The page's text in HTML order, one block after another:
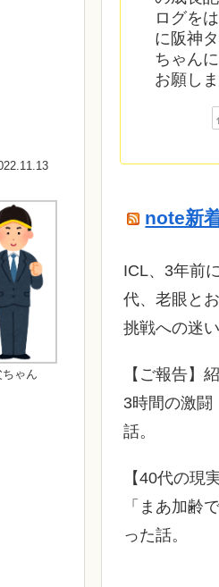
ちゃん
ログを
に阪神
ちゃん
お願しま
note新
ICL、3年前
代、老眼と
挑戦への迷い
【ご報告】
3時間の激闘
話。
【40代の現
「まあ加齢
った話。